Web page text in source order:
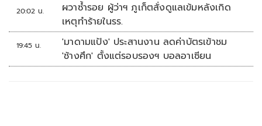
20:02 น.
ผวาซ้ำรอย ผู้ว่าฯ ภูเก็ตสั่งดูแลเข้มหลังเกิด
เหตุทำร้ายในรร.
19:45 น.
'มาดามแป้ง' ประสานงาน ลดค่าบัตรเข้าชม
'ช้างศึก' ตั้งแต่รอบรองฯ บอลอาเซียน